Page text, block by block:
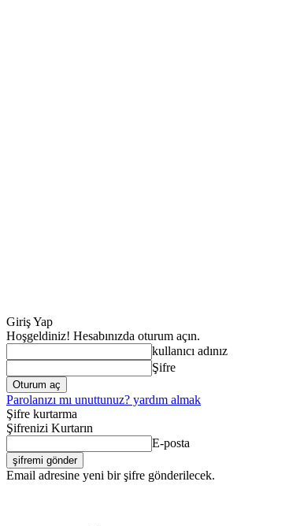
Giriş Yap
Hoşgeldiniz! Hesabınızda oturum açın.
kullanıcı adınız
Şifre
Parolanızı mı unuttunuz? yardım almak
Şifre kurtarma
Şifrenizi Kurtarın
E-posta
Email adresine yeni bir şifre gönderilecek.